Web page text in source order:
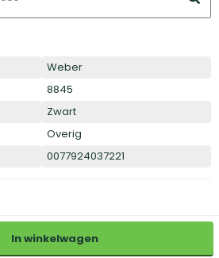
In winkelwagen
Weber
8845
Zwart
Overig
0077924037221